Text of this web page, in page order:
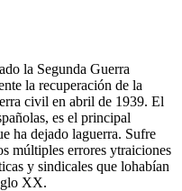
la Segunda Guerra
la recuperación de la
civil en abril de 1939. El
es el principal
ha dejado laguerra. Sufre
múltiples errores ytraiciones
y sindicales que lohabían
XX.